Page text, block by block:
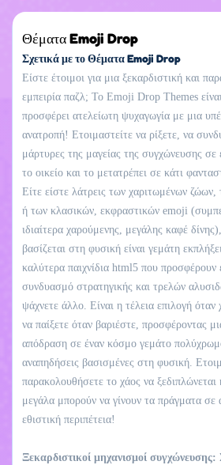
Θέματα Emoji Drop
Σχετικά με το Θέματα Emoji Drop
Είστε έτοιμοι για μια ξεκαρδιστική και
εμπειρία παζλ; Το Emoji Drop Themes
προσφέρει ατελείωτη ψυχαγωγία με μια
ανατροπή! Ετοιμαστείτε να ρίξετε, να
μάρτυρες της μαγείας της συγχώνευσης σε
το οικείο και το μετατρέπει σε κάτι
Είτε είστε λάτρεις των χαριτωμένων
ή των κλασικών, εκφραστικών emoji
ιδιαίτερα χαρούμενης, μεγάλης καφέ
βασίζεται στη φυσική είναι γεμάτη
καλύτερα παιχνίδια html5 που προσφέρουν
συνδυασμό στρατηγικής και τρελών
ψάχνετε άλλο. Είναι η τέλεια επιλογή όταν
να παίξετε όταν βαριέστε, προσφέροντας
απόδραση σε έναν κόσμο γεμάτο
αναπηδήσεις βασισμένες στη φυσική.
παρακολουθήσετε το χάος να
μεγάλα μπορούν να γίνουν τα πράγματα σε
εθιστική περιπέτεια!
Ξεκαρδιστικοί μηχανισμοί συγχώνευσης: